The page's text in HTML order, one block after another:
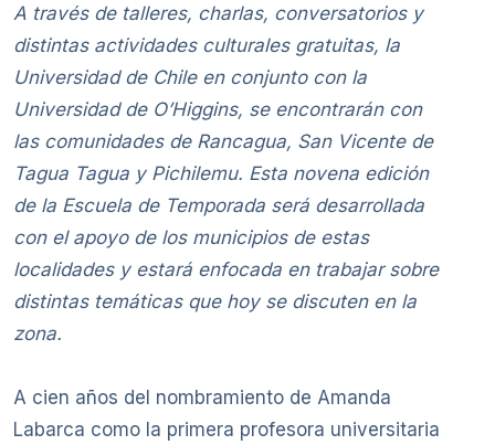
A través de talleres, charlas, conversatorios y
distintas actividades culturales gratuitas, la
Universidad de Chile en conjunto con la
Universidad de O’Higgins, se encontrarán con
las comunidades de Rancagua, San Vicente de
Tagua Tagua y Pichilemu. Esta novena edición
de la Escuela de Temporada será desarrollada
con el apoyo de los municipios de estas
localidades y estará enfocada en trabajar sobre
distintas temáticas que hoy se discuten en la
zona.
A cien años del nombramiento de Amanda
Labarca como la primera profesora universitaria